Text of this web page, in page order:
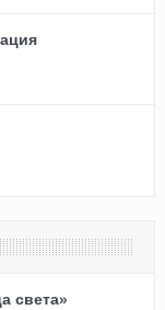
света»